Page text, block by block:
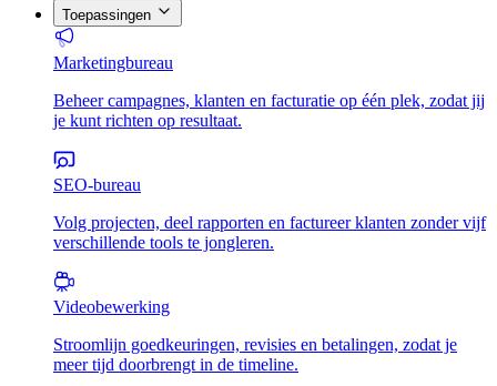
Toepassingen
Marketingbureau
Beheer campagnes, klanten en facturatie op één plek, zodat jij
je kunt richten op resultaat.
SEO-bureau
Volg projecten, deel rapporten en factureer klanten zonder vijf
verschillende tools te jongleren.
Videobewerking
Stroomlijn goedkeuringen, revisies en betalingen, zodat je
meer tijd doorbrengt in de timeline.